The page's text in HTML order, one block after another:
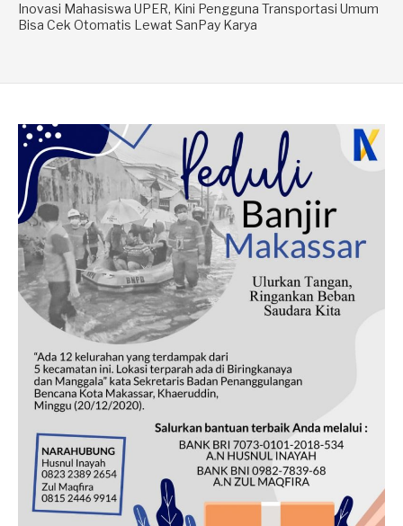
Inovasi Mahasiswa UPER, Kini Pengguna Transportasi Umum
Bisa Cek Otomatis Lewat SanPay Karya